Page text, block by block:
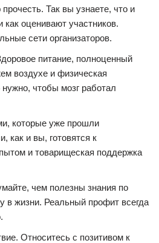
Так вы узнаете, что и
как оценивают участников.
сети организаторов.
питание, полноценный
воздухе и физическая
чтобы мозг работал
которые уже прошли
как и вы, готовятся к
и товарищеская поддержка
чем полезны знания по
в жизни. Реальный профит всегда
Относитесь с позитивом к